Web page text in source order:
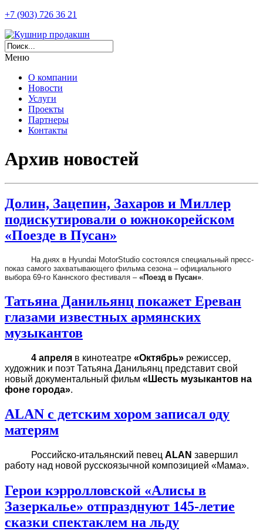
+7 (903) 726 36 21
Меню
О компании
Новости
Услуги
Проекты
Партнеры
Контакты
Архив новостей
Долин, Зацепин, Захаров и Миллер
подискутировали о южнокорейском
«Поезде в Пусан»
На днях в Hyundai MotorStudio состоялся специальный пресс-
показ самого захватывающего фильма сезона – официального
выбора 69-го Каннского фестиваля – «Поезд в Пусан»
Татьяна Данильянц покажет Ереван
глазами известных армянских
музыкантов
4 апреля в кинотеатре«Октябрь» режиссер,
художник и поэт Татьяна Данильянц представит свой
новый документальный фильм «Шесть музыкантов на
фоне города».
ALAN с детским хором записал оду
матерям
Российско-итальянский певецALAN завершил
работу над новой русскоязычной композицией «Мама».
Герои кэрролловской «Алисы в
Зазеркалье» отпразднуют 145-летие
сказки спектаклем на льду